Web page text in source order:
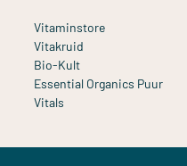
Vitaminstore
Vitakruid
Bio-Kult
Essential Organics Puur
Vitals